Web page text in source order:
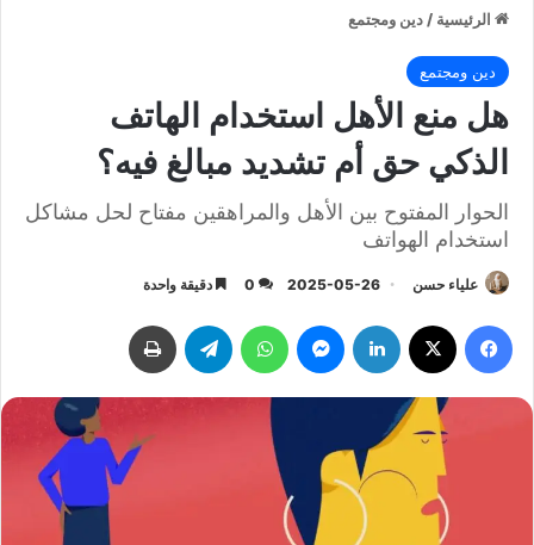
الرئيسية / دين ومجتمع
دين ومجتمع
هل منع الأهل استخدام الهاتف
الذكي حق أم تشديد مبالغ فيه؟
الحوار المفتوح بين الأهل والمراهقين مفتاح لحل مشاكل
استخدام الهواتف
علياء حسن 2025-05-26
0 دقيقة واحدة